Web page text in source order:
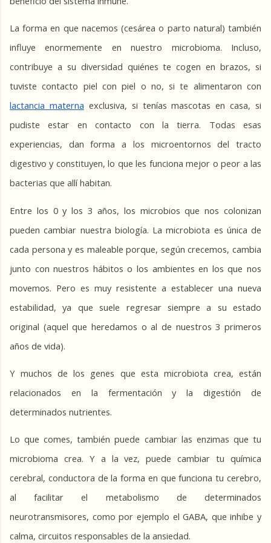
La forma en que nacemos (cesárea o parto natural) también
influye enormemente en nuestro microbioma. Incluso,
contribuye a su diversidad quiénes te cogen en brazos, si
lactancia materna exclusiva, si tenías mascotas en casa, si
pudiste estar en contacto con la tierra. Todas esas
experiencias, dan forma a los microentornos del tracto
digestivo y constituyen, lo que les funciona mejor o peor a las
bacterias que allí habitan.
Entre los 0 y los 3 años, los microbios que nos colonizan
pueden cambiar nuestra biología. La microbiota es única de
cada persona y es maleable porque, según crecemos, cambia
junto con nuestros hábitos o los ambientes en los que nos
movemos. Pero es muy resistente a establecer una nueva
estabilidad, ya que suele regresar siempre a su estado
original (aquel que heredamos o al de nuestros 3 primeros
años de vida).
Y muchos de los genes que esta microbiota crea, están
relacionados en la fermentación y la digestión de
determinados nutrientes.
Lo que comes, también puede cambiar las enzimas que tu
microbioma crea. Y a la vez, puede cambiar tu química
cerebral, conductora de la forma en que funciona tu cerebro,
al facilitar el metabolismo de determinados
neurotransmisores, como por ejemplo el GABA, que inhibe y
calma, circuitos responsables de la ansiedad.